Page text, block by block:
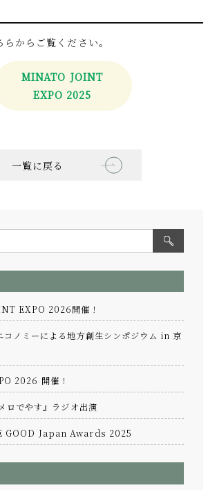
からご覧ください。
MINATO JOINT
EXPO 2025
一覧に戻る
EXPO 2026開催！
コノミーによる地方創生シンポジウム in 京
2026 開催！
ロでやす』ラジオ出演
GOOD Japan Awards 2025